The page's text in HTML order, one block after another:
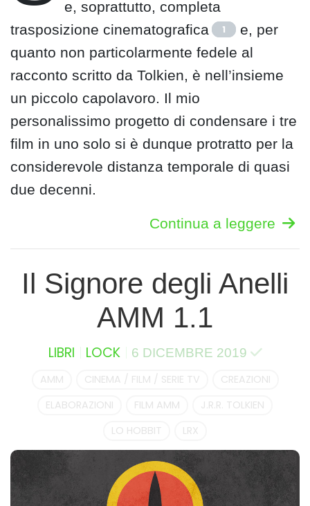
e, soprattutto, completa
trasposizione cinematografica
1
e, per
quanto non particolarmente fedele al
racconto scritto da Tolkien, è nell’insieme
un piccolo capolavoro. Il mio
personalissimo progetto di condensare i tre
film in uno solo si è dunque protratto per la
considerevole distanza temporale di quasi
due decenni.
Continua a leggere
Il Signore degli Anelli
AMM 1.1
LIBRI LOCK 6 DICEMBRE 2019
AMM CINEMA / FILM / SERIE TV
CREAZIONI
ELABORAZIONI
FILM AMM
J.R.R. TOLKIEN
LO HOBBIT
LRX